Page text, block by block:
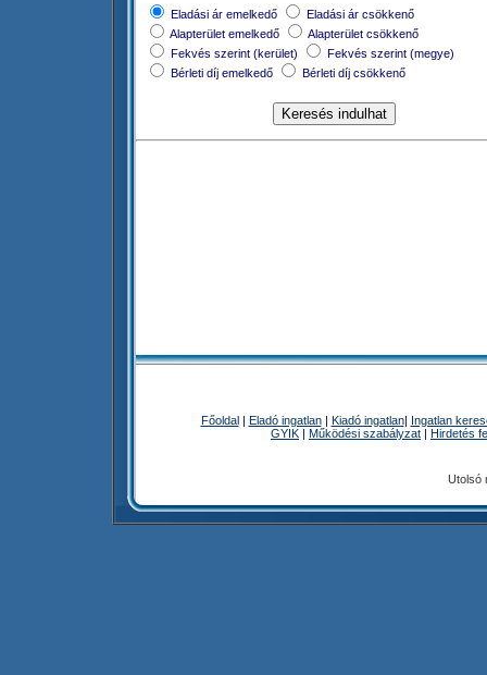
Eladási ár emelkedő
Eladási ár csökkenő
Alapterület emelkedő
Alapterület csökkenő
Fekvés szerint (kerület)
Fekvés szerint (megye)
Bérleti díj emelkedő
Bérleti díj csökkenő
Főoldal| Eladó ingatlan| Kiadó ingatlan| Ingatlan
GYIK | Működési szabályzat | Hirdetés
Utolsó